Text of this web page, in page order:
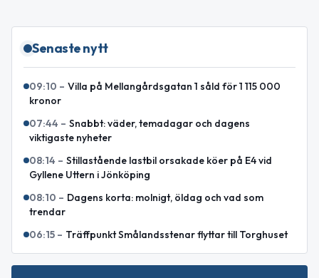
Senaste nytt
09:10 – Villa på Mellangårdsgatan 1 såld för 1 115 000
kronor
07:44 – Snabbt: väder, temadagar och dagens
viktigaste nyheter
08:14 – Stillastående lastbil orsakade köer på E4 vid
Gyllene Uttern i Jönköping
08:10 – Dagens korta: molnigt, öldag och vad som
trendar
06:15 – Träffpunkt Smålandsstenar flyttar till Torghuset